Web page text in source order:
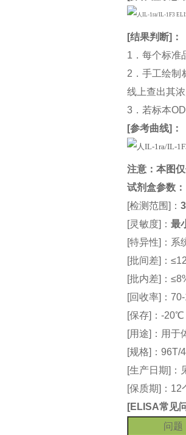
[结果判断]：
1．每个标准
2．手工绘制
线上查出其
3．若标本
[参考曲线]：
注意：本图
试剂盒参数 ：
[检测范围]：
[灵敏度]：最
[特异性]：系
[批间差]：
[批内差]：
[回收率]：
[保存]：-
[用途]：用于
[规格]：96T/
[生产日期]：
[保质期]：
[ELISA常见
问题